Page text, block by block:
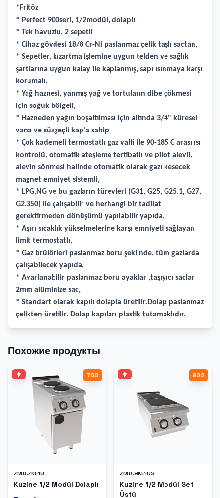
*Fritöz
* Perfect 900seri, 1/2modül, dolaplı
* Tek havuzlu, 2 sepetli
* Cihaz gövdesi 18/8 Cr-Ni paslanmaz çelik taşlı sactan,
* Sepetler, kızartma işlemine uygun telden ve sağlık
şartlarına uygun kalay ile kaplanmış, sapı ısınmaya karşı
korumalı,
* Yağ haznesi, yanmış yağ ve tortuların dibe çökmesi
için soğuk bölgeli,
* Hazneden yağın boşaltılması için altında 3/4" küresel
vana ve süzgeçli kap'a sahip,
* Çok kademeli termostatlı gaz valfi ile 90-185 C arası ısı
kontrolü, otomatik ateşleme tertibatlı ve pilot alevli,
alevin sönmesi halinde otomatik olarak gazı kesecek
magnet emniyet sistemli,
* LPG,NG ve bu gazların türevleri (G31, G25, G25.1, G27,
G2.350) ile çalışabilir ve herhangi bir tadilat
gerektirmeden dönüşümü yapılabilir yapıda,
* Aşırı sıcaklık yükselmelerine karşı emniyeti sağlayan
limit termostatlı,
* Gaz brülörleri paslanmaz boru şeklinde, tüm gazlarda
çalışabilecek yapıda,
* Ayarlanabilir paslanmaz boru ayaklar ,taşıyıcı saclar
2mm alüminize sac,
* Standart olarak kapılı dolapla üretilir.Dolap paslanmaz
çelikten üretilir. Dolap kapıları plastik tutamaklıdır.
Похожие продукты
700
ZMD.7KE10
Kuzine 1/2 Modül Dolaplı
900
ZMD.9KE10S
Kuzine 1/2 Modül Set
Üstü